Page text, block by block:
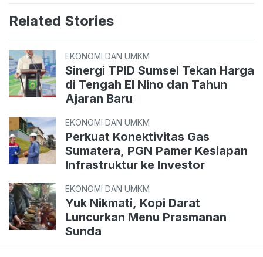
Related Stories
EKONOMI DAN UMKM
Sinergi TPID Sumsel Tekan Harga
di Tengah El Nino dan Tahun
Ajaran Baru
EKONOMI DAN UMKM
Perkuat Konektivitas Gas
Sumatera, PGN Pamer Kesiapan
Infrastruktur ke Investor
EKONOMI DAN UMKM
Yuk Nikmati, Kopi Darat
Luncurkan Menu Prasmanan
Sunda